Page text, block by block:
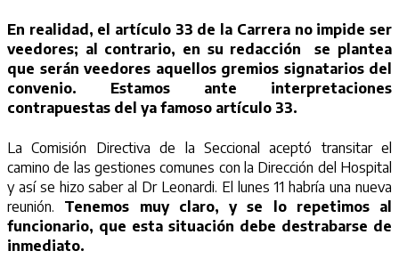
En realidad, el artículo 33 de la Carrera no impide ser
veedores; al contrario, en su redacción se plantea
que serán veedores aquellos gremios signatarios del
convenio. Estamos ante interpretaciones
contrapuestas del ya famoso artículo 33.
La Comisión Directiva de la Seccional aceptó transitar el
camino de las gestiones comunes con la Dirección del Hospital
y así se hizo saber al Dr Leonardi. El lunes 11 habría una nueva
reunión. Tenemos muy claro, y se lo repetimos al
funcionario, que esta situación debe destrabarse de
inmediato.